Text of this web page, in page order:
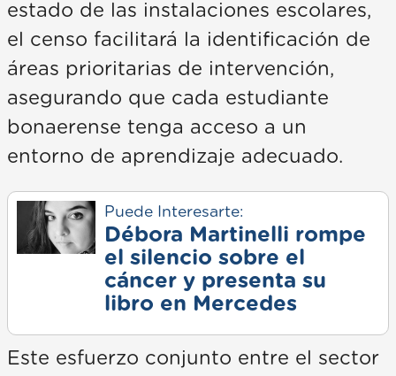
estado de las instalaciones escolares,
el censo facilitará la identificación de
áreas prioritarias de intervención,
asegurando que cada estudiante
bonaerense tenga acceso a un
entorno de aprendizaje adecuado.
Puede Interesarte:
Débora Martinelli rompe
el silencio sobre el
cáncer y presenta su
libro en Mercedes
Este esfuerzo conjunto entre el sector